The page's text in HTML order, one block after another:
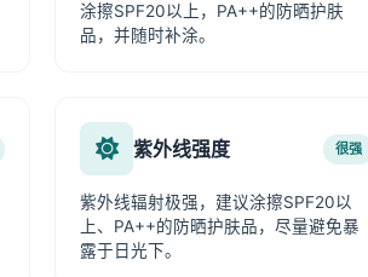
涂擦SPF20以上，PA++的防晒护肤
品，并随时补涂。
紫外线强度 很强
紫外线辐射极强，建议涂擦SPF20以
上、PA++的防晒护肤品，尽量避免暴
露于日光下。